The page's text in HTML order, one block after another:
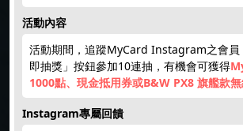
簽到禮1
hot
限時加碼
hot
活動內容
活動期間，追蹤MyCard Instagram之會員
即抽獎」按鈕參加10連抽，有機會可獲得
1000點、現金抵用券或B&W PX8 旗艦款
Instagram專屬回饋